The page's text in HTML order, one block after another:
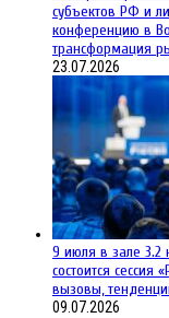
субъектов РФ и
конференцию в
трансформация
23.07.2026
9 июля в зале 3.2
состоится сессия
вызовы,
09.07.2026